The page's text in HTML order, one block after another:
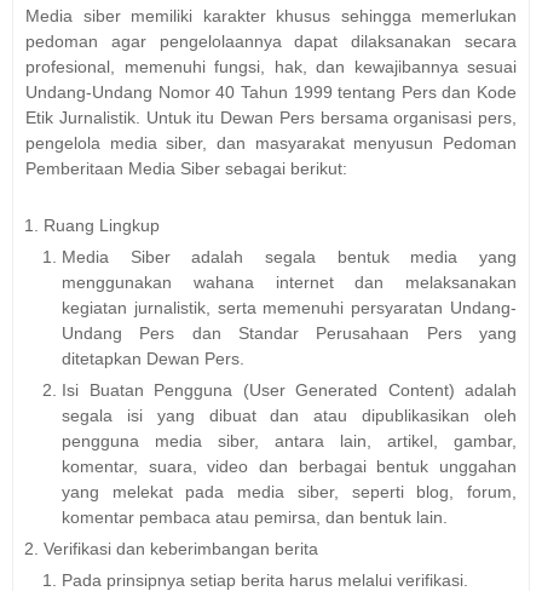
Media siber memiliki karakter khusus sehingga memerlukan
pedoman agar pengelolaannya dapat dilaksanakan secara
profesional, memenuhi fungsi, hak, dan kewajibannya sesuai
Undang-Undang Nomor 40 Tahun 1999 tentang Pers dan Kode
Etik Jurnalistik. Untuk itu Dewan Pers bersama organisasi pers,
pengelola media siber, dan masyarakat menyusun Pedoman
Pemberitaan Media Siber sebagai berikut:
Ruang Lingkup
Media Siber adalah segala bentuk media yang
menggunakan wahana internet dan melaksanakan
kegiatan jurnalistik, serta memenuhi persyaratan Undang-
Undang Pers dan Standar Perusahaan Pers yang
ditetapkan Dewan Pers.
Isi Buatan Pengguna (User Generated Content) adalah
segala isi yang dibuat dan atau dipublikasikan oleh
pengguna media siber, antara lain, artikel, gambar,
komentar, suara, video dan berbagai bentuk unggahan
yang melekat pada media siber, seperti blog, forum,
komentar pembaca atau pemirsa, dan bentuk lain.
Verifikasi dan keberimbangan berita
Pada prinsipnya setiap berita harus melalui verifikasi.